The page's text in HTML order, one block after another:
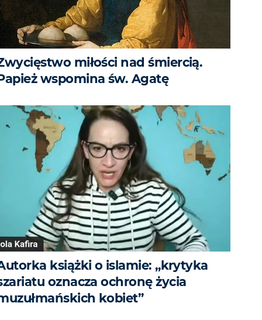
miłości nad śmiercią.
wspomina św. Agatę
książki o islamie: „krytyka
oznacza ochronę życia
kobiet”